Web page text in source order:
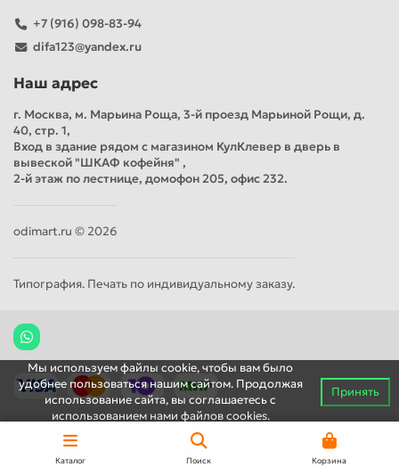
+7 (916) 098-83-94
difa123@yandex.ru
Наш адрес
г. Москва, м. Марьина Роща, 3-й проезд Марьиной Рощи, д.
40, стр. 1,
Вход в здание рядом с магазином КулКлевер в дверь в
вывеской "ШКАФ кофейня" ,
2-й этаж по лестнице, домофон 205, офис 232.
odimart.ru © 2026
Типография. Печать по индивидуальному заказу.
Мы используем файлы cookie, чтобы вам было
удобнее пользоваться нашим сайтом. Продолжая
использование сайта, вы соглашаетесь c
использованием нами файлов cookies.
Принять
Каталог Поиск Корзина